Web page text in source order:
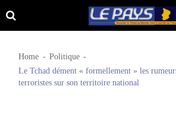
Skip
to
Skip
to
Home
Politique
Le Tchad dément « formellement » les
terroristes sur son territoire national